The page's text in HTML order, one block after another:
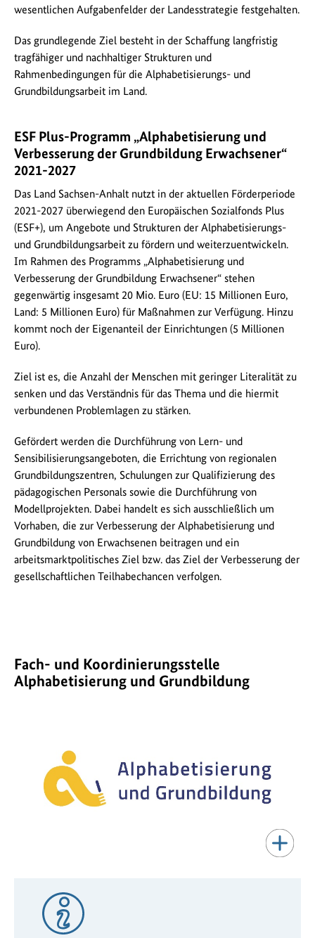
wesentlichen Aufgabenfelder der Landesstrategie festgehalten.
Das grundlegende Ziel besteht in der Schaffung langfristig
tragfähiger und nachhaltiger Strukturen und
Rahmenbedingungen für die Alphabetisierungs- und
Grundbildungsarbeit im Land.
ESF Plus-Programm „Alphabetisierung und
Verbesserung der Grundbildung Erwachsener“
2021-2027
Das Land Sachsen-Anhalt nutzt in der aktuellen Förderperiode
2021-2027 überwiegend den Europäischen Sozialfonds Plus
(ESF+), um Angebote und Strukturen der Alphabetisierungs-
und Grundbildungsarbeit zu fördern und weiterzuentwickeln.
Im Rahmen des Programms „Alphabetisierung und
Verbesserung der Grundbildung Erwachsener“ stehen
gegenwärtig insgesamt 20 Mio. Euro (EU: 15 Millionen Euro,
Land: 5 Millionen Euro) für Maßnahmen zur Verfügung. Hinzu
kommt noch der Eigenanteil der Einrichtungen (5 Millionen
Euro).
Ziel ist es, die Anzahl der Menschen mit geringer Literalität zu
senken und das Verständnis für das Thema und die hiermit
verbundenen Problemlagen zu stärken.
Gefördert werden die Durchführung von Lern- und
Sensibilisierungsangeboten, die Errichtung von regionalen
Grundbildungszentren, Schulungen zur Qualifizierung des
pädagogischen Personals sowie die Durchführung von
Modellprojekten. Dabei handelt es sich ausschließlich um
Vorhaben, die zur Verbesserung der Alphabetisierung und
Grundbildung von Erwachsenen beitragen und ein
arbeitsmarktpolitisches Ziel bzw. das Ziel der Verbesserung der
gesellschaftlichen Teilhabechancen verfolgen.
Fach- und Koordinierungsstelle
Alphabetisierung und Grundbildung